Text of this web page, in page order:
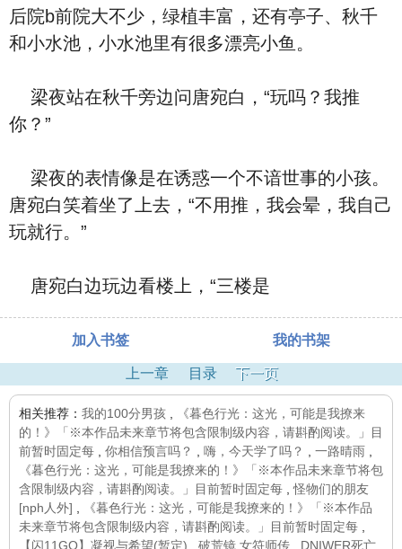
后院b前院大不少，绿植丰富，还有亭子、秋千
和小水池，小水池里有很多漂亮小鱼。
梁夜站在秋千旁边问唐宛白，“玩吗？我推
你？”
梁夜的表情像是在诱惑一个不谙世事的小孩。
唐宛白笑着坐了上去，“不用推，我会晕，我自己
玩就行。”
唐宛白边玩边看楼上，“三楼是
加入书签 我的书架
上一章 目录 下一页
相关推荐： 我的100分男孩
《暮色行光：这光，可能是我撩来
的！》「※本作品未来章节将包含限制级内容，请斟酌阅读。」目
前暂时固定每
你相信预言吗？ 嗨，今天学了吗？ 一路晴雨
《暮色行光：这光，可能是我撩来的！》「※本作品未来章节将包
含限制级内容，请斟酌阅读。」目前暂时固定每 ,怪物们的朋友
[nph人外]
《暮色行光：这光，可能是我撩来的！》「※本作品
未来章节将包含限制级内容，请斟酌阅读。」目前暂时固定每
【闪11GO】凝视与希望(暂定)
破荒镜.女符师传 DNIWER死亡